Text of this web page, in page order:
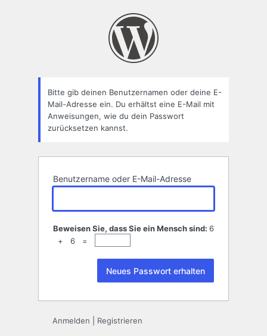
Bitte gib deinen Benutzernamen oder deine E-
Mail-Adresse ein. Du erhältst eine E-Mail mit
Anweisungen, wie du dein Passwort
zurücksetzen kannst.
Benutzername oder E-Mail-Adresse
Beweisen Sie, dass Sie ein Mensch sind: 6
+ 6 =
Anmelden Registrieren